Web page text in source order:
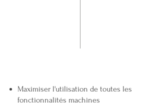
Maximiser l'utilisation de toutes les
fonctionnalités machines